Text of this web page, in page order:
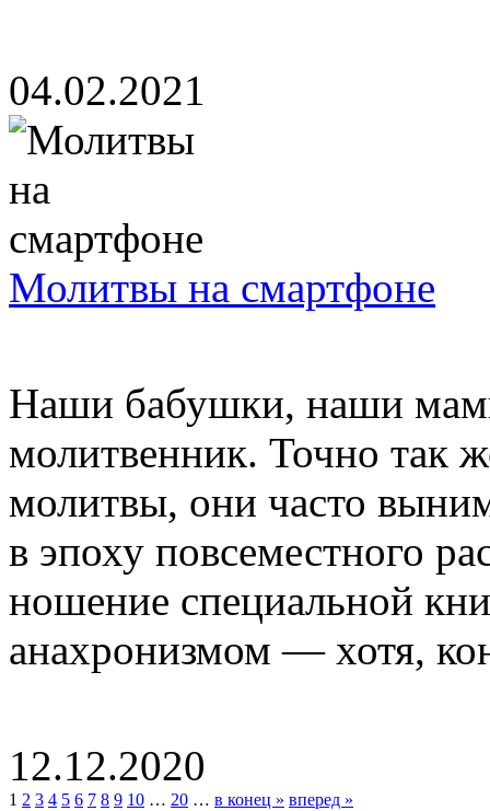
04.02.2021
Молитвы на смартфоне
Наши бабушки, наши
молитвенник. Точно так
молитвы, они часто
в эпоху повсеместного
ношение специальной
анахронизмом — хотя,
12.12.2020
1 2 3 4 5 6 7 8 9 10 … 20 … в конец » вперед »